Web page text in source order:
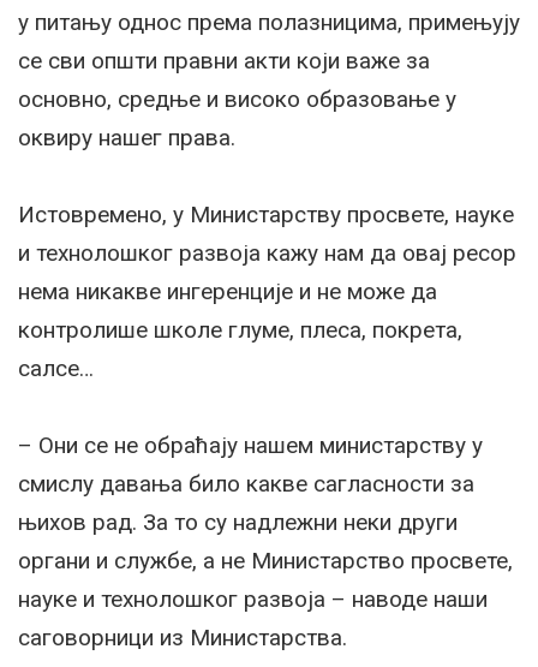
у питању однос према полазницима, примењују
се сви општи правни акти који важе за
основно, средње и високо образовање у
оквиру нашег права.
Истовремено, у Министарству просвете, науке
и технолошког развоја кажу нам да овај ресор
нема никакве ингеренције и не може да
контролише школе глуме, плеса, покрета,
салсе…
– Они се не обраћају нашем министарству у
смислу давања било какве сагласности за
њихов рад. За то су надлежни неки други
органи и службе, а не Министарство просвете,
науке и технолошког развоја – наводе наши
саговорници из Министарства.